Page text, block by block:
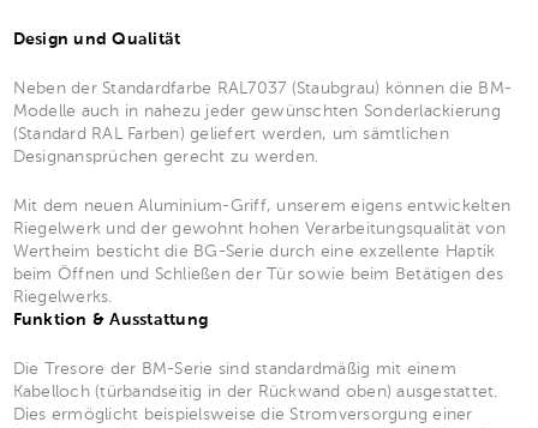
Design und Qualität
Neben der Standardfarbe RAL7037 (Staubgrau) können die BM-
Modelle auch in nahezu jeder gewünschten Sonderlackierung
(Standard RAL Farben) geliefert werden, um sämtlichen
Designansprüchen gerecht zu werden.
Mit dem neuen Aluminium-Griff, unserem eigens entwickelten
Riegelwerk und der gewohnt hohen Verarbeitungsqualität von
Wertheim besticht die BG-Serie durch eine exzellente Haptik
beim Öffnen und Schließen der Tür sowie beim Betätigen des
Riegelwerks.
Funktion & Ausstattung
Die Tresore der BM-Serie sind standardmäßig mit einem
Kabelloch (türbandseitig in der Rückwand oben) ausgestattet.
Dies ermöglicht beispielsweise die Stromversorgung einer